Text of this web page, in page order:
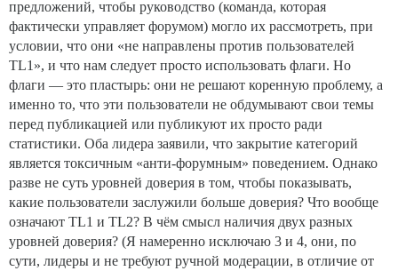
предложений, чтобы руководство (команда, которая
фактически управляет форумом) могло их рассмотреть, при
условии, что они «не направлены против пользователей
TL1», и что нам следует просто использовать флаги. Но
флаги — это пластырь: они не решают коренную проблему, а
именно то, что эти пользователи не обдумывают свои темы
перед публикацией или публикуют их просто ради
статистики. Оба лидера заявили, что закрытие категорий
является токсичным «анти-форумным» поведением. Однако
разве не суть уровней доверия в том, чтобы показывать,
какие пользователи заслужили больше доверия? Что вообще
означают TL1 и TL2? В чём смысл наличия двух разных
уровней доверия? (Я намеренно исключаю 3 и 4, они, по
сути, лидеры и не требуют ручной модерации, в отличие от